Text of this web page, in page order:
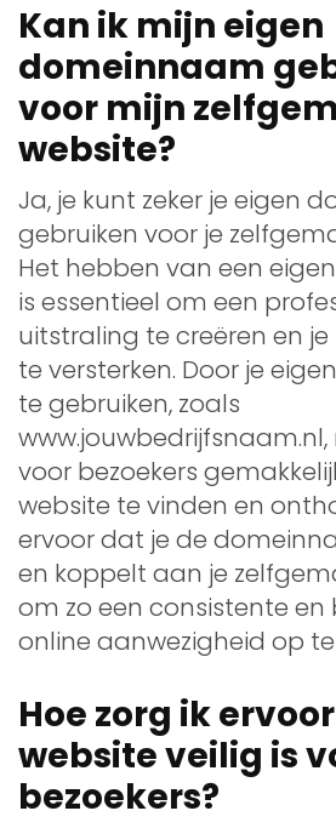
Kan ik mijn eigen
domeinnaam
voor mijn
website?
Ja, je kunt zeker je eigen
gebruiken voor je
Het hebben van een
is essentieel om een
uitstraling te creëren en
te versterken. Door je
te gebruiken, zoals
voor bezoekers
website te vinden en
ervoor dat je de
en koppelt aan je
om zo een consistente
online aanwezigheid op
Hoe zorg ik
website veilig is
bezoekers?